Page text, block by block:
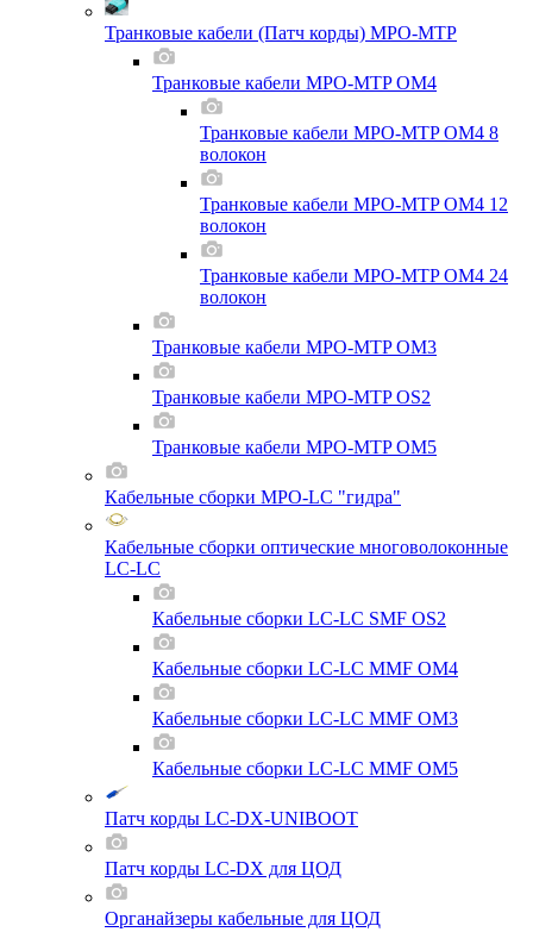
Транковые кабели (Патч корды) MPO-MTP
Транковые кабели MPO-MTP OM4
Транковые кабели MPO-MTP OM4 8
волокон
Транковые кабели MPO-MTP OM4 12
волокон
Транковые кабели MPO-MTP OM4 24
волокон
Транковые кабели MPO-MTP OM3
Транковые кабели MPO-MTP OS2
Транковые кабели MPO-MTP OM5
Кабельные сборки MPO-LC "гидра"
Кабельные сборки оптические многоволоконные
LC-LC
Кабельные сборки LC-LC SMF OS2
Кабельные сборки LC-LC MMF OM4
Кабельные сборки LC-LC MMF OM3
Кабельные сборки LC-LC MMF OM5
Патч корды LC-DX-UNIBOOT
Патч корды LC-DX для ЦОД
Органайзеры кабельные для ЦОД